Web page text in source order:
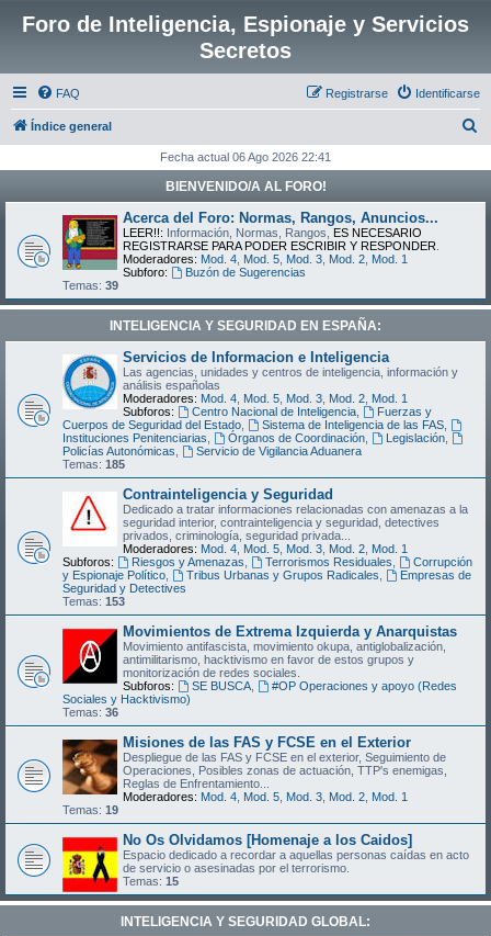
Foro de Inteligencia, Espionaje y Servicios
Secretos
FAQ Identificarse
Registrarse
Índice general
c
Fecha actual 06 Ago 2026 22:41
BIENVENIDO/A AL FORO!
Acerca del Foro: Normas, Rangos, Anuncios...
LEER!!: Información, Normas, Rangos, ES NECESARIO
REGISTRARSE PARA PODER ESCRIBIR Y RESPONDER
Moderadores: Mod. 4 Mod. 5 Mod. 3 Mod. 2 Mod. 1
Subforo:
Buzón de Sugerencias
Temas: 39
INTELIGENCIA Y SEGURIDAD EN ESPAÑA:
Servicios de Informacion e Inteligencia
Las agencias, unidades y centros de inteligencia, información y
análisis españolas
Moderadores: Mod. 4 Mod. 5 Mod. 3 Mod. 2 Mod. 1
Subforos:
Centro Nacional de Inteligencia,
Fuerzas y
Cuerpos de Seguridad del Estado
Sistema de Inteligencia de las FAS,
Instituciones Penitenciarias
Órganos de Coordinación, Legislación,
Policías Autonómicas
Servicio de Vigilancia Aduanera
Temas: 185
Contrainteligencia y Seguridad
Dedicado a tratar informaciones relacionadas con amenazas a la
seguridad interior, contrainteligencia y seguridad, detectives
privados, criminología, seguridad privada...
Moderadores: Mod. 4 Mod. 5 Mod. 3 Mod. 2 Mod. 1
Subforos:
Riesgos y Amenazas Terrorismos Residuales
Corrupción
y Espionaje Político
Tribus Urbanas y Grupos Radicales
Empresas de
Seguridad y Detectives
Temas: 153
Movimientos de Extrema Izquierda y Anarquistas
Movimiento antifascista, movimiento okupa, antiglobalización,
antimilitarismo, hacktivismo en favor de estos grupos y
monitorización de redes sociales.
Subforos:
SE BUSCA,
#OP Operaciones y apoyo (Redes
Sociales y Hacktivismo)
Temas: 36
Misiones de las FAS y FCSE en el Exterior
Despliegue de las FAS y FCSE en el exterior, Seguimiento de
Operaciones, Posibles zonas de actuación, TTP's enemigas,
Reglas de Enfrentamiento...
Moderadores: Mod. 4 Mod. 5 Mod. 3 Mod. 2 Mod. 1
Temas: 19
No Os Olvidamos [Homenaje a los Caidos]
Espacio dedicado a recordar a aquellas personas caídas en acto
de servicio o asesinadas por el terrorismo.
Temas: 15
INTELIGENCIA Y SEGURIDAD GLOBAL: